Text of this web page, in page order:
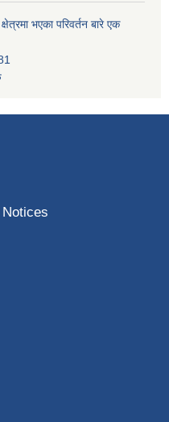
भएका परिवर्तन बारे एक